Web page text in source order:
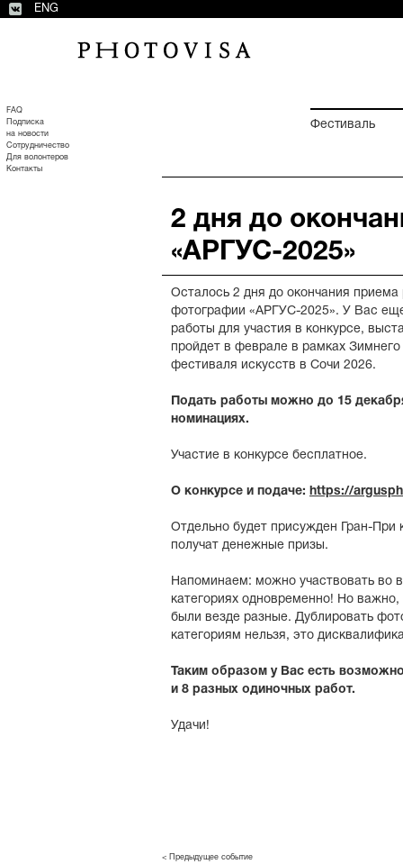
ENG
Фестиваль
FAQ
Подписка
на новости
Сотрудничество
Для волонтеров
Контакты
2 дня до
«АРГУС-2025»
Осталось 2 дня до окончания приема
фотографии «АРГУС-2025». У Вас
работы для участия в конкурсе,
пройдет в феврале в рамках
фестиваля искусств в Сочи 2026.
Подать работы можно до 15
номинациях.
Участие в конкурсе бесплатное.
О конкурсе и подаче: https://
Отдельно будет присужден Гран-При
получат денежные призы.
Напоминаем: можно участвовать во
категориях одновременно! Но
были везде разные. Дублировать
категориям нельзя, это
Таким образом у Вас есть
и 8 разных одиночных работ.
Удачи!
< Предыдущее событие